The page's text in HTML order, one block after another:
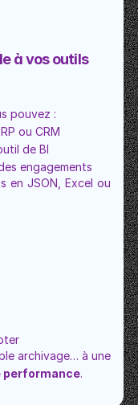
à vos outils
pouvez :
ou CRM
de BI
engagements
en JSON, Excel ou
archivage… à une
performance.